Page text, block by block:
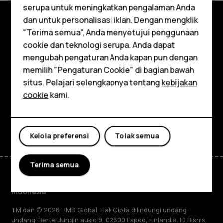
Smartphone
Feature phones
Aksesori
Tablet
Jelajahi
Tentang
Planet and people
Dukungan
FacebookInstagram
TiktokYoutubeLinkedinDiscord
Indonesia
TM dan © 2026 HMD Global. Hak Cipta dilindungi undang-
undang. Bertel Jungin aukio 9, 02600 Espoo, Finlandia. ID Bisnis
serupa untuk meningkatkan pengalaman Anda
dan untuk personalisasi iklan. Dengan mengklik
"Terima semua", Anda menyetujui penggunaan
cookie dan teknologi serupa. Anda dapat
mengubah pengaturan Anda kapan pun dengan
memilih "Pengaturan Cookie" di bagian bawah
situs. Pelajari selengkapnya tentangkebijakan
cookiekami.
Tolak semua
Kelola preferensi
Terima semua